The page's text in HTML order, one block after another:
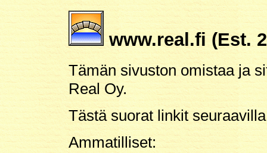
www.real.fi (Est.
Tämän sivuston omistaa ja
Real Oy.
Tästä suorat linkit
Ammatilliset: